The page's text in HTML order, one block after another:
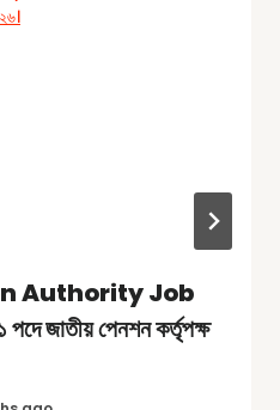
Authority Job
পেনশন কর্তৃপক্ষ